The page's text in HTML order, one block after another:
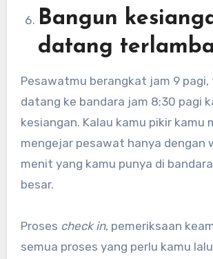
Bangun
datang
Pesawatmu berangkat jam 9 pagi,
datang ke bandara jam 8;30 pagi
kesiangan. Kalau kamu pikir kamu
mengejar pesawat hanya dengan
menit yang kamu punya di
besar.
Proses check in, pemeriksaan
semua proses yang perlu kamu